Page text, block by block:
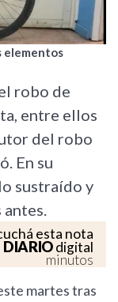
elementos
robo de
entre ellos
del robo
En su
sustraído y
antes.
esta nota
DIARIOdigital
minutos
martes tras